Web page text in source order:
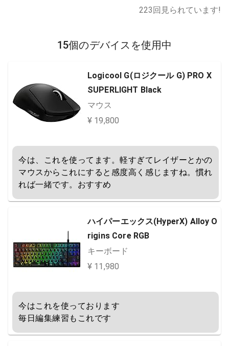
223回見られています!
15個のデバイスを使用中
Logicool G(ロジクール G) PRO X
SUPERLIGHT Black
マウス
¥ 19,800
今は、これを使ってます。軽すぎてレイザーとかの
マウスからこれにすると感度高く感じますね。慣れ
れば一緒です。おすすめ
ハイパーエックス(HyperX) Alloy O
rigins Core RGB
キーボード
¥ 11,980
今はこれを使っております
毎日編集練習もこれです